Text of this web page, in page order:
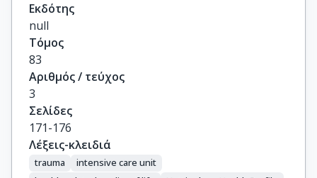
Εκδότης
null
Τόμος
83
Αριθμός / τεύχος
3
Σελίδες
171-176
Λέξεις-κλειδιά
trauma
intensive care unit